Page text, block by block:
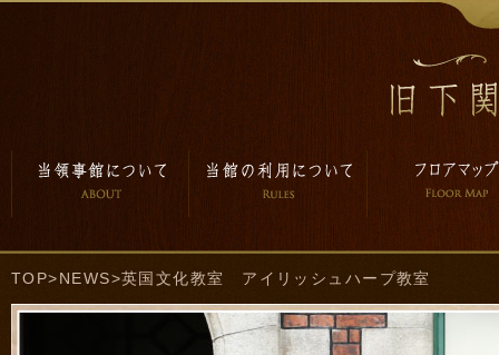
TOP>NEWS>英国文化教室 アイリッシュハープ教室